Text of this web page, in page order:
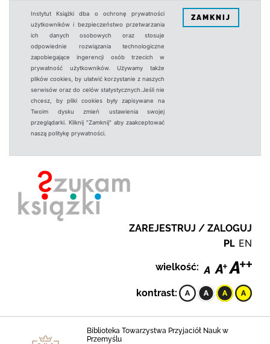
Instytut Książki dba o ochronę prywatności
użytkowników i bezpieczeństwo przetwarzania
ich danych osobowych oraz stosuje
odpowiednie rozwiązania technologiczne
zapobiegające ingerencji osób trzecich w
prywatność użytkowników. Używamy także
plików cookies, by ułatwić korzystanie z naszych
serwisów oraz do celów statystycznych.Jeśli nie
chcesz, by pliki cookies były zapisywane na
Twoim dysku zmień ustawienia swojej
przeglądarki. Kliknij "Zamknij" aby zaakceptować
naszą politykę prywatności.
ZAMKNIJ
ZAREJESTRUJ / ZALOGUJ
PL EN
wielkość:
kontrast:
Biblioteka Towarzystwa Przyjaciół Nauk w
Przemyślu